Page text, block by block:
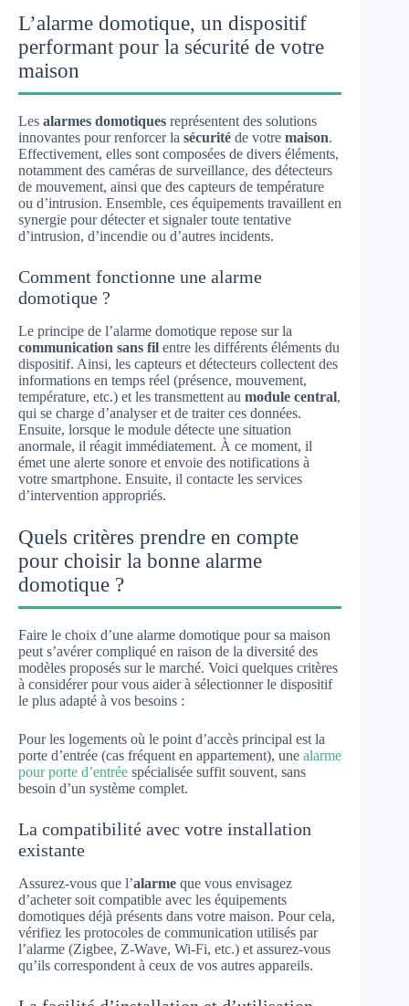
L’alarme domotique, un dispositif
performant pour la sécurité de votre
maison
Les alarmes domotiques représentent des solutions
innovantes pour renforcer la sécurité de votre maison.
Effectivement, elles sont composées de divers éléments,
notamment des caméras de surveillance, des détecteurs
de mouvement, ainsi que des capteurs de température
ou d’intrusion. Ensemble, ces équipements travaillent en
synergie pour détecter et signaler toute tentative
d’intrusion, d’incendie ou d’autres incidents.
Comment fonctionne une alarme
domotique ?
Le principe de l’alarme domotique repose sur la
communication sans fil entre les différents éléments du
dispositif. Ainsi, les capteurs et détecteurs collectent des
informations en temps réel (présence, mouvement,
température, etc.) et les transmettent au module central,
qui se charge d’analyser et de traiter ces données.
Ensuite, lorsque le module détecte une situation
anormale, il réagit immédiatement. À ce moment, il
émet une alerte sonore et envoie des notifications à
votre smartphone. Ensuite, il contacte les services
d’intervention appropriés.
Quels critères prendre en compte
pour choisir la bonne alarme
domotique ?
Faire le choix d’une alarme domotique pour sa maison
peut s’avérer compliqué en raison de la diversité des
modèles proposés sur le marché. Voici quelques critères
à considérer pour vous aider à sélectionner le dispositif
le plus adapté à vos besoins :
Pour les logements où le point d’accès principal est la
porte d’entrée (cas fréquent en appartement), une alarme
pour porte d’entrée spécialisée suffit souvent, sans
besoin d’un système complet.
La compatibilité avec votre installation
existante
Assurez-vous que l’alarme que vous envisagez
d’acheter soit compatible avec les équipements
domotiques déjà présents dans votre maison. Pour cela,
vérifiez les protocoles de communication utilisés par
l’alarme (Zigbee, Z-Wave, Wi-Fi, etc.) et assurez-vous
qu’ils correspondent à ceux de vos autres appareils.